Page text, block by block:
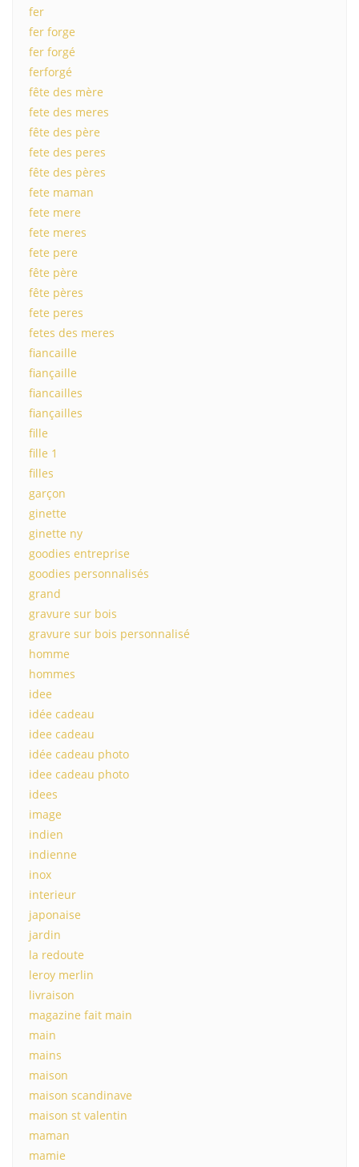
fer
fer forge
fer forgé
ferforgé
fête des mère
fete des meres
fête des père
fete des peres
fête des pères
fete maman
fete mere
fete meres
fete pere
fête père
fête pères
fete peres
fetes des meres
fiancaille
fiançaille
fiancailles
fiançailles
fille
fille 1
filles
garçon
ginette
ginette ny
goodies entreprise
goodies personnalisés
grand
gravure sur bois
gravure sur bois personnalisé
homme
hommes
idee
idée cadeau
idee cadeau
idée cadeau photo
idee cadeau photo
idees
image
indien
indienne
inox
interieur
japonaise
jardin
la redoute
leroy merlin
livraison
magazine fait main
main
mains
maison
maison scandinave
maison st valentin
maman
mamie